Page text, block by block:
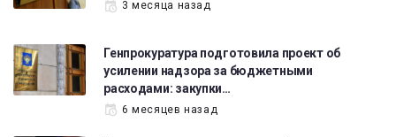
3 месяца назад
Генпрокуратура подготовила проект об
усилении надзора за бюджетными
расходами: закупки…
6 месяцев назад